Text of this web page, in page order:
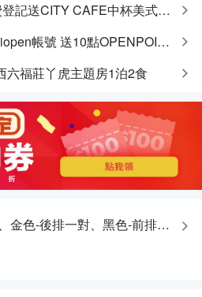
8/3-8/9 消費登記送CITY CAFE中杯美式乙杯
首次綁定uniopen帳號 送10點OPENPOINT+統一布丁一個
六福莊丫虎主題房1泊2食
金色-前排一對、金色-後排一對、黑色-前排一對、黑色-後排一對、銀色-前排一對、銀色-後排一對